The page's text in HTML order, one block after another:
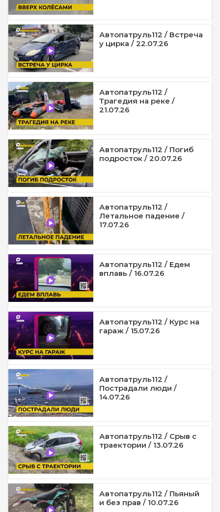
Автопатруль112 / Встреча
у цирка / 22.07.26
Автопатруль112 /
Трагедия на реке /
21.07.26
Автопатруль112 / Погиб
подросток / 20.07.26
Автопатруль112 /
Летальное падение /
17.07.26
Автопатруль112 / Едем
вплавь / 16.07.26
Автопатруль112 / Курс на
гараж / 15.07.26
Автопатруль112 /
Пострадали люди /
14.07.26
Автопатруль112 / Срыв с
траектории / 13.07.26
Автопатруль112 / Пьяный
и без прав / 10.07.26